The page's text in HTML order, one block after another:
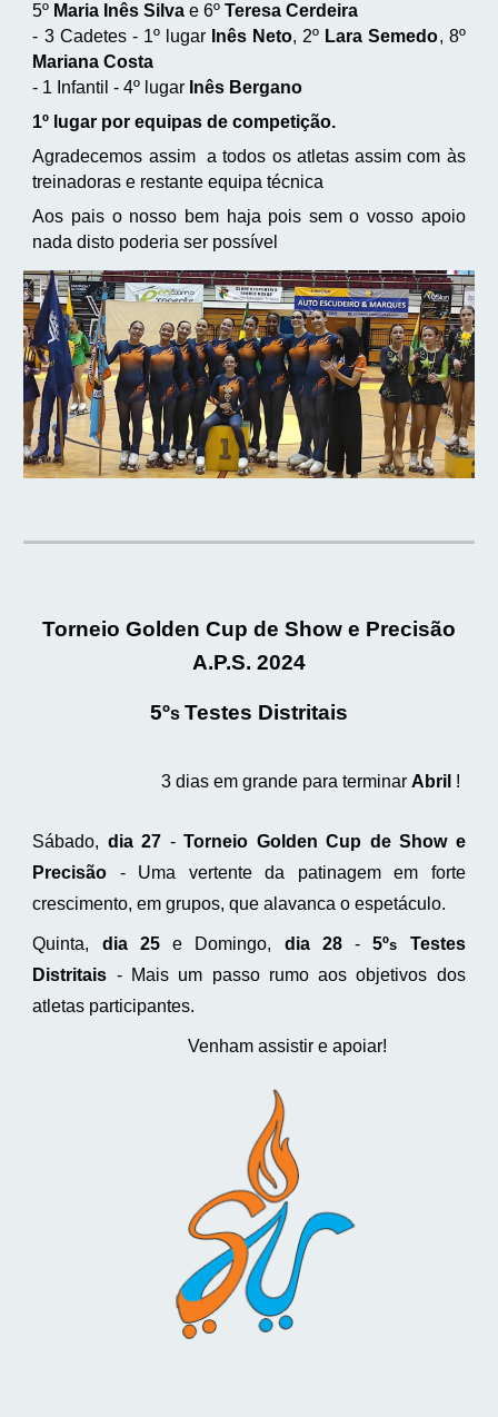
5º Maria Inês Silva e 6ºTeresa Cerdeira
- 3 Cadetes - 1º lugar Inês Neto, 2º Lara Semedo, 8º
Mariana Costa
- 1 Infantil - 4º lugar Inês Bergano
1º lugar por equipas de competição.
Agradecemos assim a todos os atletas assim com às
treinadoras e restante equipa técnica
Aos pais o nosso bem haja pois sem o vosso apoio
nada disto poderia ser possível
Torneio Golden Cup de Show e Precisão
A.P.S. 2024
5ºs Testes Distritais
3 dias em grande para terminarAbril !
Sábado, dia 27 -Torneio Golden Cup de Show e
Precisão - Uma vertente da patinagem em forte
crescimento, em grupos, que alavanca o espetáculo.
Quinta, dia 25e Domingo, dia 28-5ºs Testes
Distritais - Mais um passo rumo aos objetivos dos
atletas participantes.
Venham assistir e apoiar!